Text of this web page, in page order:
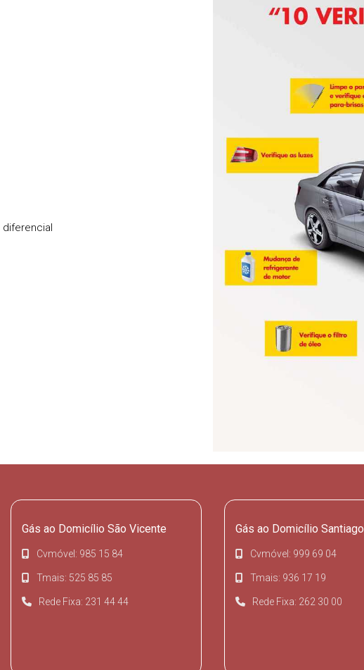
Gás ao Domicílio São Vicente
Cvmóvel: 985 15 84
Tmais: 525 85 85
Rede Fixa: 231 44 44
Gás ao Domicílio Santiago
Cvmóvel: 999 69 04
Tmais: 936 17 19
Rede Fixa: 262 30 00